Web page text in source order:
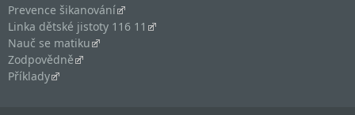
Prevence šikanování
Linka dětské jistoty 116 11
Nauč se matiku
Zodpovědně
Příklady